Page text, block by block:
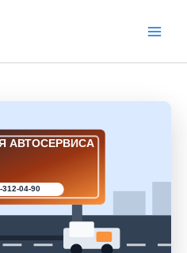
АВТОСЕРВИСА
312-04-90